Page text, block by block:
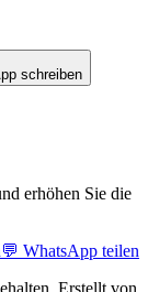
schreiben
erhöhen Sie die
💬 WhatsApp teilen
Erstellt von